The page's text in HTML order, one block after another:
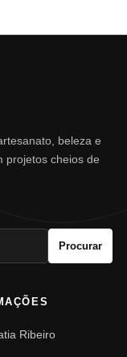
beleza e
projetos cheios de
Procurar
Ribeiro